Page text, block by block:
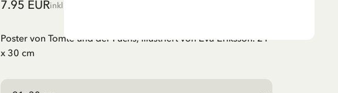
7.95 EURinkl. MwSt.
Poster von Tomte und der Fuchs, illustriert von Eva Eriksson. 21
x 30 cm